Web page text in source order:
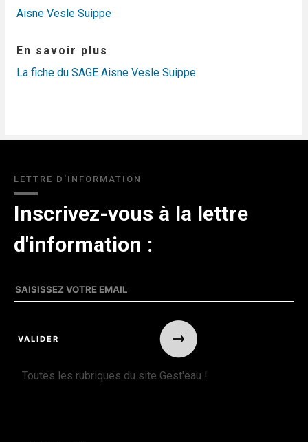
Aisne Vesle Suippe
En savoir plus
La fiche du SAGE Aisne Vesle Suippe
LETTRE D'INFORMATION
Inscrivez-vous à la lettre
d'information :
Toutes les rubriques du site Gest'eau !